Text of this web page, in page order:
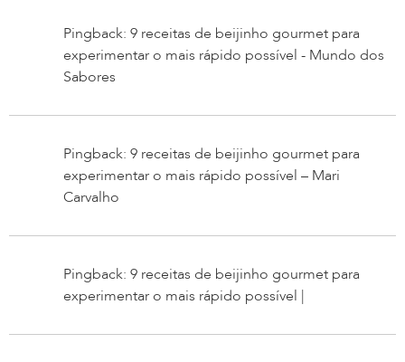
Pingback: 9 receitas de beijinho gourmet para
experimentar o mais rápido possível - Mundo dos
Sabores
Pingback: 9 receitas de beijinho gourmet para
experimentar o mais rápido possível – Mari
Carvalho
Pingback: 9 receitas de beijinho gourmet para
experimentar o mais rápido possível |